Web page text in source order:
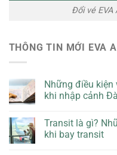
Đổi vé EVA
THÔNG TIN MỚI EVA
Những điều kiện
khi nhập cảnh
Transit là gì?
khi bay transit